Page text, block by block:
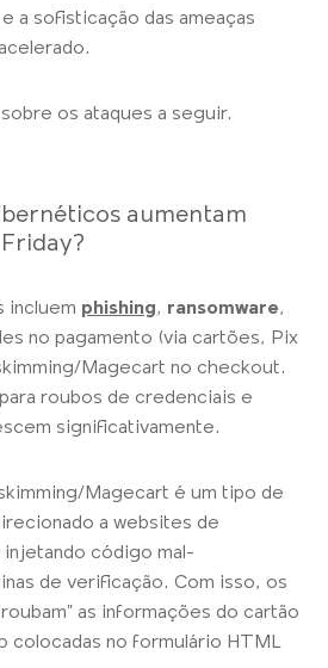
a sofisticação das ameaças
os ataques a seguir.
aumentam
incluem phishing, ransomware,
no pagamento (via cartões, Pix
Magecart no checkout.
roubos de credenciais e
significativamente.
Magecart é um tipo de
a websites de
código mal-
de verificação. Com isso, os
as informações do cartão
colocadas no formulário HTML